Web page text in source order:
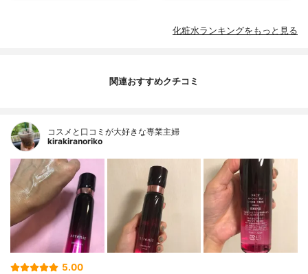
化粧水ランキングをもっと見る
関連おすすめクチコミ
コスメと口コミが大好きな専業主婦
kirakiranoriko
5.00